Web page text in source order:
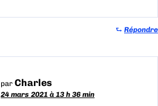
⮑ Répondre
parCharles
24 mars 2021 à 13 h 36 min